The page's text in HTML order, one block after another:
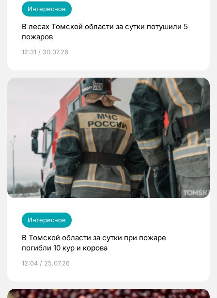
Интересное
В лесах Томской области за сутки потушили 5
пожаров
12:31 / 30.07.26
Интересное
В Томской области за сутки при пожаре
погибли 10 кур и корова
12:04 / 25.07.26